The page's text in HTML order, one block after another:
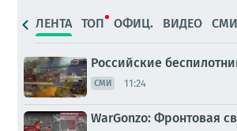
ЛЕНТА ТОП ОФИЦ. ВИДЕО СМИ
Российские
СМИ 11:24
WarGonzo: Фронтовая